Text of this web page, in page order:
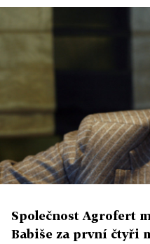
Společnost Agrofert
Babiše za první čtyři